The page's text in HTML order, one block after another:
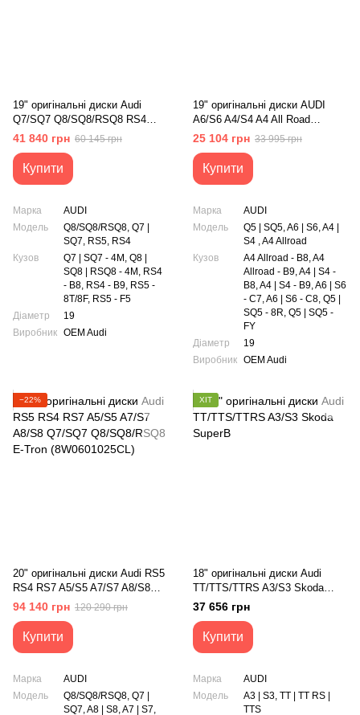
19" оригінальні диски Audi
Q7/SQ7 Q8/SQ8/RSQ8 RS4
RS5 (4M0601025BN)
41 840 грн 60 145 грн
Купити
Марка
AUDI
Модель
Q8/SQ8/RSQ8, Q7 |
SQ7, RS5, RS4
Кузов
Q7 | SQ7 - 4M, Q8 |
SQ8 | RSQ8 - 4M, RS4
- B8, RS4 - B9, RS5 -
8T/8F, RS5 - F5
Діаметр
19
Виробник OEM Audi
19" оригінальні диски AUDI
A6/S6 A4/S4 A4 All Road
Q5/SQ5 (4G0601025R)
25 104 грн 33 995 грн
Купити
Марка
AUDI
Модель
Q5 | SQ5, A6 | S6, A4 |
S4 , A4 Allroad
Кузов
A4 Allroad - B8, A4
Allroad - B9, A4 | S4 -
B8, A4 | S4 - B9, A6 | S6
- C7, A6 | S6 - C8, Q5 |
SQ5 - 8R, Q5 | SQ5 -
FY
Діаметр
19
Виробник OEM Audi
−22%
20" оригінальні диски Audi RS5
RS4 RS7 A5/S5 A7/S7 A8/S8
Q7/SQ7 Q8/SQ8/RSQ8 E-Tron
(8W0601025CL)
94 140 грн 120 290 грн
Купити
Марка
AUDI
Модель
Q8/SQ8/RSQ8, Q7 |
SQ7, A8 | S8, A7 | S7,
ХІТ
18" оригінальні диски Audi
TT/TTS/TTRS A3/S3 Skoda
SuperB
37 656 грн
Купити
Марка
AUDI
Модель
A3 | S3, TT | TT RS |
TTS